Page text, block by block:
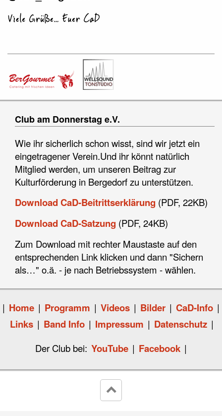
Club am Donnerstag e.V.
Wie ihr sicherlich schon wisst, sind wir jetzt ein
eingetragener Verein.Und ihr könnt natürlich
Mitglied werden, um unseren Beitrag zur
Kulturförderung in Bergedorf zu unterstützen.
Download CaD-Beitrittserklärung (PDF, 22KB)
Download CaD-Satzung (PDF, 24KB)
Zum Download mit rechter Maustaste auf den
entsprechenden Link klicken und dann "Sichern
als…" o.ä. - je nach Betriebssystem - wählen.
| Home | Programm | Videos | Bilder | CaD-Info |
Links | Band Info | Impressum | Datenschutz |
Der Club bei: YouTube | Facebook |
keyboard_arrow_up